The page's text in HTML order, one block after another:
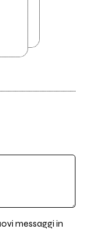
messaggi in